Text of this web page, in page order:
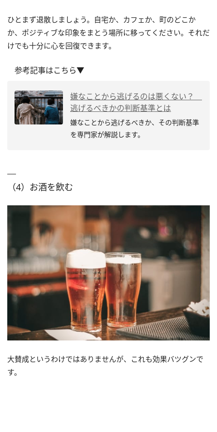
ひとまず退散しましょう。自宅か、カフェか、町のどこか
か、ポジティブな印象をまとう場所に移ってください。それだ
けでも十分に心を回復できます。
参考記事はこちら▼
嫌なことから逃げるのは悪くない？
逃げるべきかの判断基準とは
嫌なことから逃げるべきか、その判断基準
を専門家が解説します。
（4）お酒を飲む
大賛成というわけではありませんが、これも効果バツグンで
す。